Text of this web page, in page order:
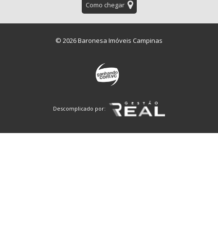
Como chegar
© 2026 Baronesa Imóveis Campinas
Descomplicado por: